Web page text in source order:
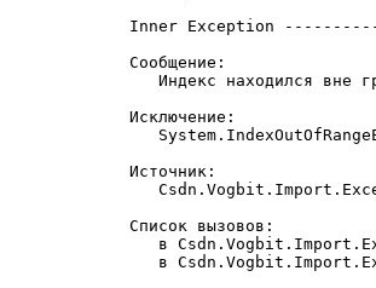
Inner Exception
Сообщение:
Индекс находился вне
Исключение:
Источник:
Список вызовов:
в
в